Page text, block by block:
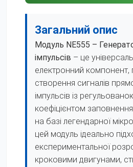
Загальний опис
Модуль NE555 –
імпульсів – це
електронний компонент,
створення сигналів
імпульсів із
коефіцієнтом
на базі легендарної
цей модуль ідеально
експериментальної
кроковими двигунами,